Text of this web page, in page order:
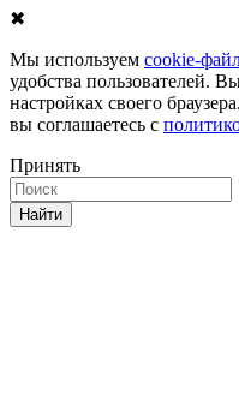
✖
Мы используем cookie-
удобства пользователей.
настройках своего
вы соглашаетесь с
Принять
Найти